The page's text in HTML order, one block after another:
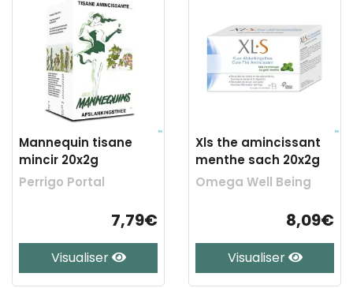
Mannequin tisane
mincir 20x2g
Perrigo Portal
7,79€
Visualiser
Xls the amincissant
menthe sach 20x2g
Omega Well Being
8,09€
Visualiser